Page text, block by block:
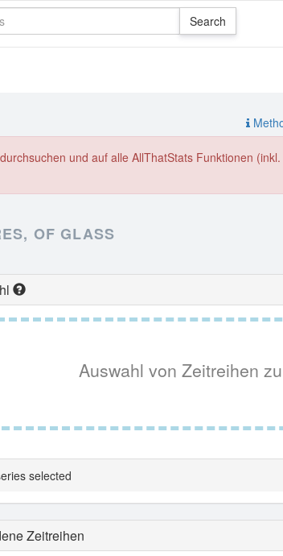
und auf alle AllThatStats Funktionen
OF GLASS
Auswahl von Zeitreihen
selected
Zeitreihen